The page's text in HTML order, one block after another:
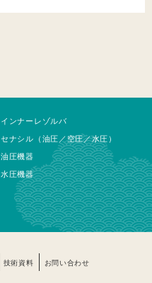
インナーレゾルバ
セナシル（油圧／空圧／水圧）
油圧機器
水圧機器
技術資料 お問い合わせ